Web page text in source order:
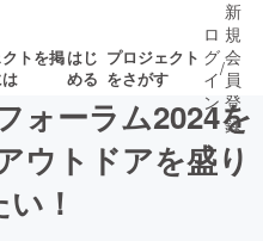
トを掲はじ
める
プロジェクト
をさがす
募集終了が近いプ
ロ
グ
イ
ン
/
新
規
会
員
登
録
ォーラム2024を
ウトドアを盛り
！